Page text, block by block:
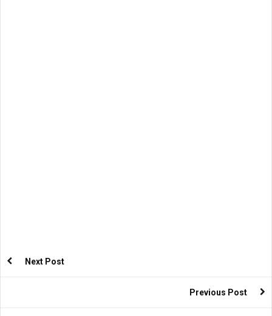
Next Post
Previous Post